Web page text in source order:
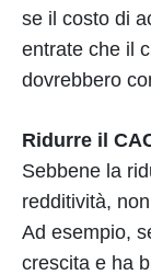
se il costo di
entrate che il
dovrebbero
Ridurre il
Sebbene la
redditività,
Ad esempio,
crescita e ha